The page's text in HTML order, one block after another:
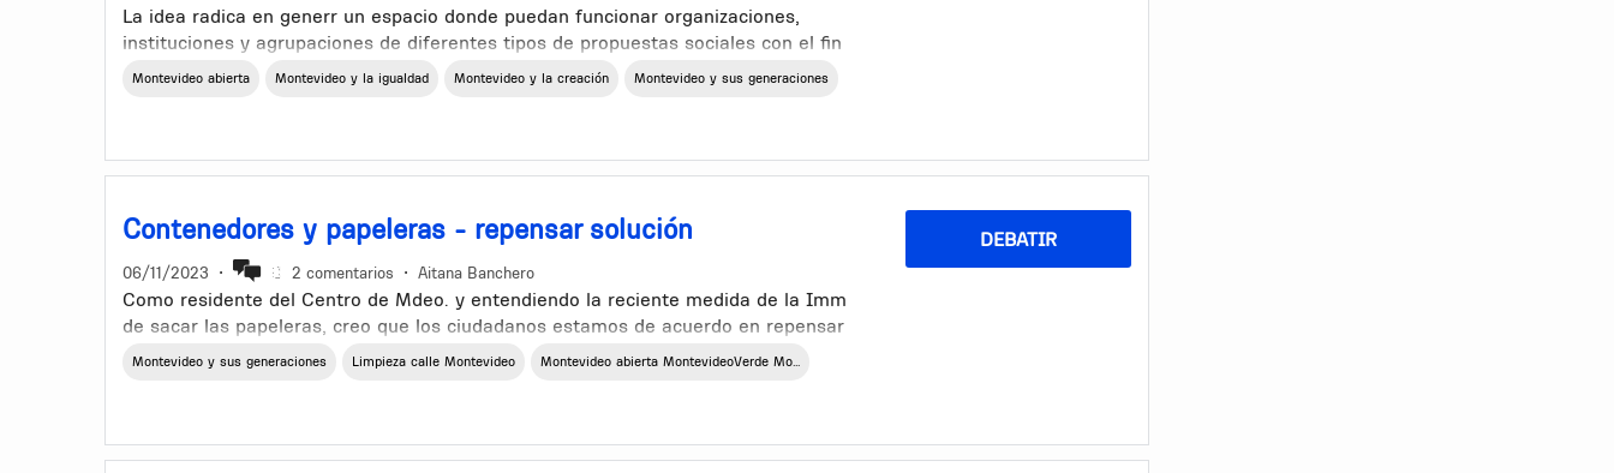
La idea radica en generr un espacio donde puedan funcionar organizaciones,
instituciones y agrupaciones de diferentes tipos de propuestas sociales con el fin
de ayudar a la comunidad de la zona y en general, lograr un espacio polifuncional
Asociaciones Scouts
Biblioteca social
Comedor comunitario
Sala de eventos sociales
Grupos de respuesta de emergencia
Montevideo abierta Montevideo y la igualdad Montevideo y la creación Montevideo y sus generaciones
Contenedores y papeleras - repensar solución
06/11/2023 • 2 comentarios • Aitana Banchero
Como residente del Centro de Mdeo. y entendiendo la reciente medida de la Imm
de sacar las papeleras, creo que los ciudadanos estamos de acuerdo en repensar
esta solución para atender el problema de la suciedad en las calles de otra
realmente inaccesibles por el estado de suciedad y deterioro en el que se
Montevideo y sus generaciones Limpieza calle Montevideo Montevideo abierta MontevideoVerde Mo...
DEBATIR